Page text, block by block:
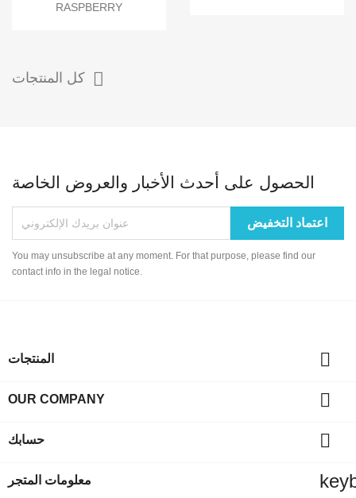
RASPBERRY
كل المنتجات 
الحصول على أحدث الأخبار والعروض الخاصة
You may unsubscribe at any moment. For that purpose, please find our
contact info in the legal notice.
المنتجات 
OUR COMPANY 
حسابك 
معلومات المتجر